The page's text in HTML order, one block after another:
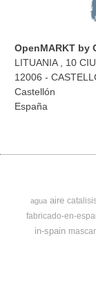
OpenMARKT by
LITUANIA , 10
12006 -
Castellón
España
agua aire
fabricado-en-
in-spain